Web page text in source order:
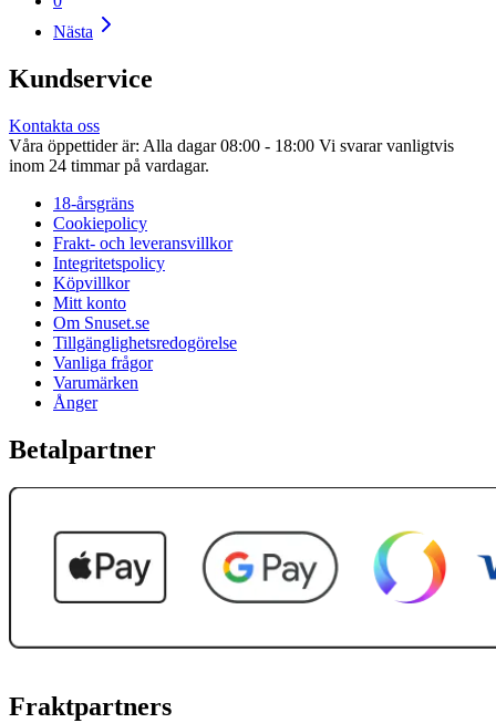
Nästa
Kundservice
Kontakta oss
Våra öppettider är: Alla dagar 08:00 - 18:00 Vi svarar vanligtvis
inom 24 timmar på vardagar.
18-årsgräns
Cookiepolicy
Frakt- och leveransvillkor
Integritetspolicy
Köpvillkor
Mitt konto
Om Snuset.se
Tillgänglighetsredogörelse
Vanliga frågor
Varumärken
Ånger
Betalpartner
Fraktpartners